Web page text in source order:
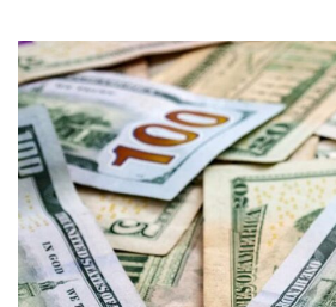
at
s
A
p
p
c
e
b
o
o
k
tt
er
n
o
kl
a
ss
ni
ki
e
gr
a
m